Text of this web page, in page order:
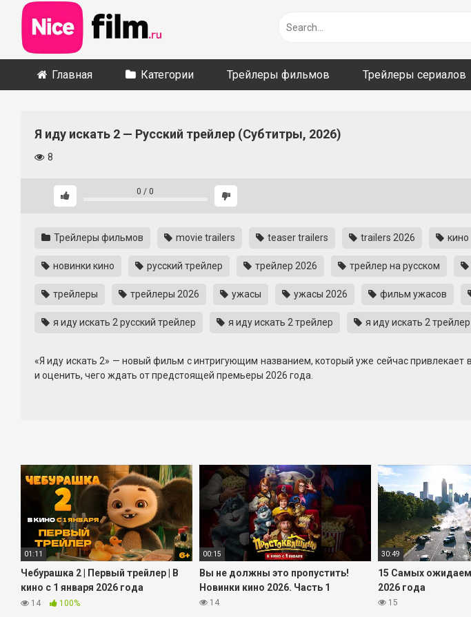
content
Главная Категории Трейлеры фильмов Трейлеры сериалов
Я иду искать 2 — Русский трейлер (Субтитры, 2026)
8
0 / 0
Трейлеры фильмов movie trailers teaser trailers trailers 2026 кино
новинки кино русский трейлер трейлер 2026 трейлер на русском
трейлеры трейлеры 2026 ужасы ужасы 2026 фильм ужасов
я иду искать 2 русский трейлер я иду искать 2 трейлер я иду искать 2
«Я иду искать 2» — новый фильм с интригующим названием, который уже сейчас
и оценить, чего ждать от предстоящей премьеры 2026 года.
Официальный трейлер фильма «Я иду искать 2» намекает на напряжённую атмосферу,
01:11
Чебурашка 2 | Первый трейлер | В
кино с 1 января 2026 года
@START_SHOWS
14 100%
00:15
Вы не должны это пропустить!
Новинки кино 2026. Часть 1
14
30:49
15 Самых
2026 года
15